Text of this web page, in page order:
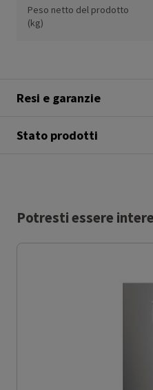
Peso netto del prodotto
(kg)
Resi e garanzie
Stato prodotti
Potresti essere